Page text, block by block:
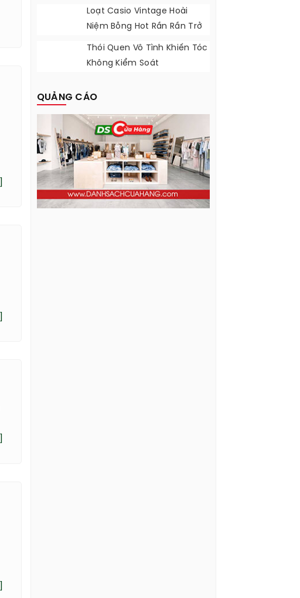
Loạt Casio Vintage Hoài
Niệm Bỗng Hot Rần Rần Trở
Lại
Thói Quen Vô Tình Khiến Tóc
Không Kiểm Soát
QUẢNG CÁO